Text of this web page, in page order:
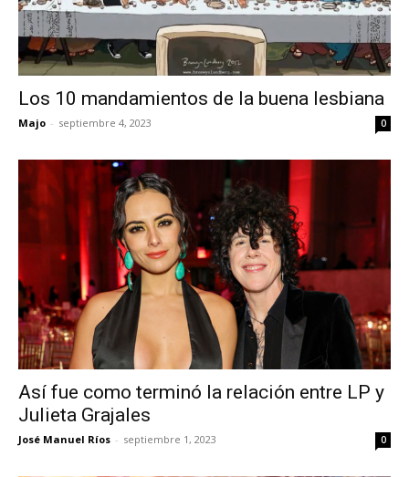
Los 10 mandamientos de la buena lesbiana
Majo - septiembre 4, 2023 0
Así fue como terminó la relación entre LP y
Julieta Grajales
José Manuel Ríos - septiembre 1, 2023 0